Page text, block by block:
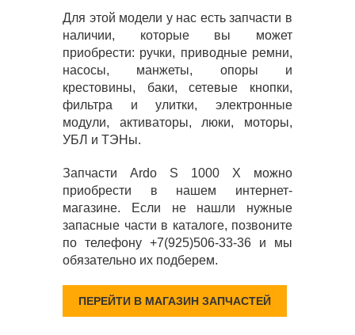
Для этой модели у нас есть запчасти в
наличии, которые вы может
приобрести: ручки, приводные ремни,
насосы, манжеты, опоры и
крестовины, баки, сетевые кнопки,
фильтра и улитки, электронные
модули, активаторы, люки, моторы,
УБЛ и ТЭНы.
Запчасти Ardo S 1000 X можно
приобрести в нашем интернет-
магазине. Если не нашли нужные
запасные части в каталоге, позвоните
по телефону +7(925)506-33-36 и мы
обязательно их подберем.
ПЕРЕЙТИ В МАГАЗИН ЗАПЧАСТЕЙ